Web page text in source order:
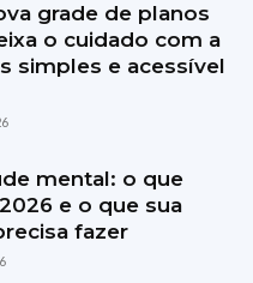
grade de planos
o cuidado com a
simples e acessível
mental: o que
e o que sua
fazer